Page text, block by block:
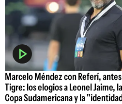
Marcelo Méndez con Referí,
Tigre: los elogios a Leonel Jaime,
Copa Sudamericana y la